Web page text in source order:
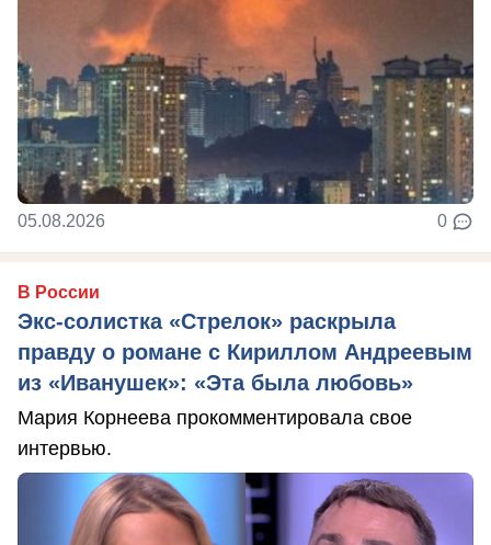
05.08.2026 0
В России
Экс-солистка «Стрелок» раскрыла
правду о романе с Кириллом Андреевым
из «Иванушек»: «Эта была любовь»
Мария Корнеева прокомментировала свое
интервью.